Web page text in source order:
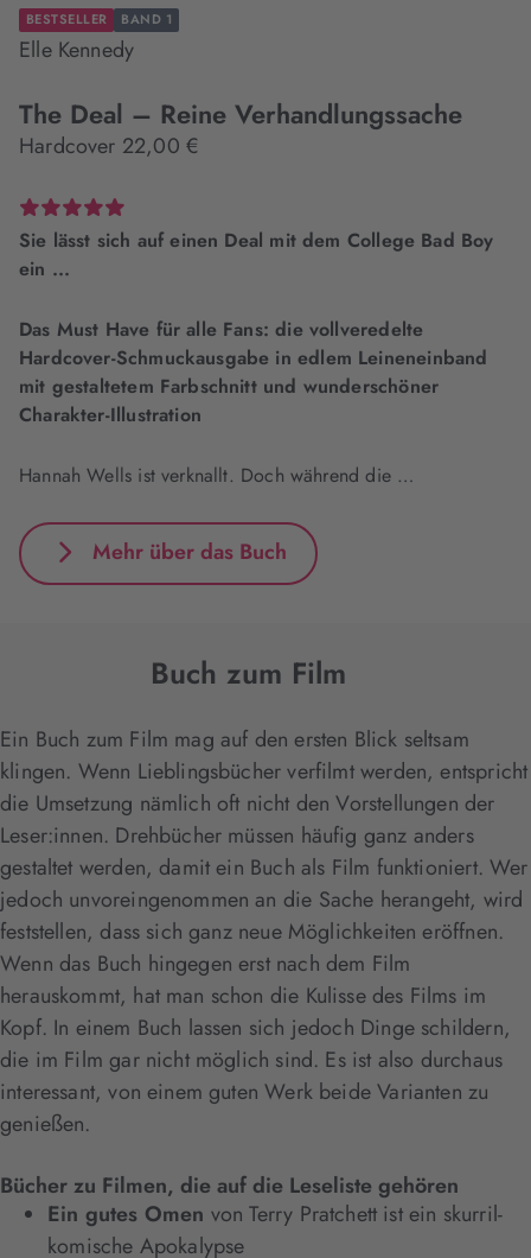
BESTSELLER BAND 1
Elle Kennedy
The Deal – Reine Verhandlungssache
Hardcover 22,00 €
Sie lässt sich auf einen Deal mit dem College Bad Boy
ein ...
Das Must Have für alle Fans: die vollveredelte
Hardcover-Schmuckausgabe in edlem Leineneinband
mit gestaltetem Farbschnitt und wunderschöner
Charakter-Illustration
Hannah Wells ist verknallt. Doch während die …
Mehr über das Buch
Buch zum Film
Ein Buch zum Film mag auf den ersten Blick seltsam
klingen. Wenn Lieblingsbücher verfilmt werden, entspricht
die Umsetzung nämlich oft nicht den Vorstellungen der
Leser:innen. Drehbücher müssen häufig ganz anders
gestaltet werden, damit ein Buch als Film funktioniert. Wer
jedoch unvoreingenommen an die Sache herangeht, wird
feststellen, dass sich ganz neue Möglichkeiten eröffnen.
Wenn das Buch hingegen erst nach dem Film
herauskommt, hat man schon die Kulisse des Films im
Kopf. In einem Buch lassen sich jedoch Dinge schildern,
die im Film gar nicht möglich sind. Es ist also durchaus
interessant, von einem guten Werk beide Varianten zu
genießen.
Bücher zu Filmen, die auf die Leseliste gehören
Ein gutes Omen von Terry Pratchett ist ein skurril-
komische Apokalypse